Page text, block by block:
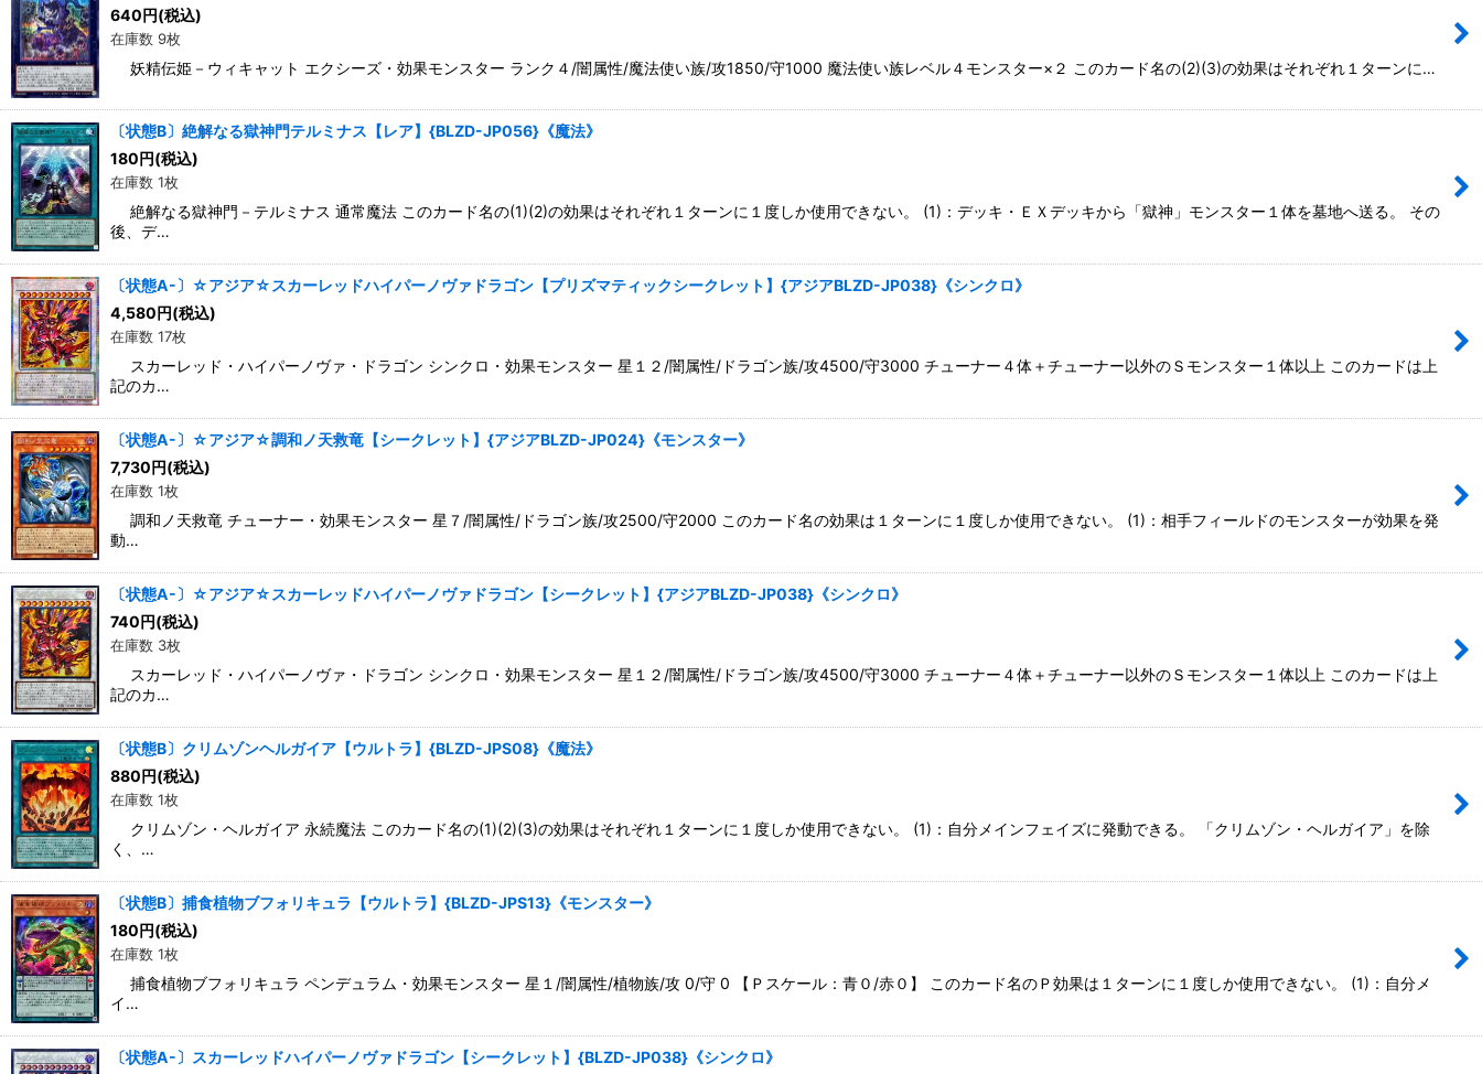
640円(税込)
在庫数 9枚
妖精伝姫－ウィキャット エクシーズ・効果モンスター ランク４/闇属性/魔法使い族/攻1850/守1000 魔法使い族レベル４モンスター×２ このカード名の(2)(3)の効果はそれぞれ１ターンに…
〔状態B〕絶解なる獄神門テルミナス【レア】{BLZD-JP056}《魔法》
180円(税込)
在庫数 1枚
絶解なる獄神門－テルミナス 通常魔法 このカード名の(1)(2)の効果はそれぞれ１ターンに１度しか使用できない。 (1)：デッキ・ＥＸデッキから「獄神」モンスター１体を墓地へ送る。 その
後、デ…
〔状態A-〕☆アジア☆スカーレッドハイパーノヴァドラゴン【プリズマティックシークレット】{アジアBLZD-JP038}《シンクロ》
4,580円(税込)
在庫数 17枚
スカーレッド・ハイパーノヴァ・ドラゴン シンクロ・効果モンスター 星１２/闇属性/ドラゴン族/攻4500/守3000 チューナー４体＋チューナー以外のＳモンスター１体以上 このカードは上
記のカ…
〔状態A-〕☆アジア☆調和ノ天救竜【シークレット】{アジアBLZD-JP024}《モンスター》
7,730円(税込)
在庫数 1枚
調和ノ天救竜 チューナー・効果モンスター 星７/闇属性/ドラゴン族/攻2500/守2000 このカード名の効果は１ターンに１度しか使用できない。 (1)：相手フィールドのモンスターが効果を発
動…
〔状態A-〕☆アジア☆スカーレッドハイパーノヴァドラゴン【シークレット】{アジアBLZD-JP038}《シンクロ》
740円(税込)
在庫数 3枚
スカーレッド・ハイパーノヴァ・ドラゴン シンクロ・効果モンスター 星１２/闇属性/ドラゴン族/攻4500/守3000 チューナー４体＋チューナー以外のＳモンスター１体以上 このカードは上
記のカ…
〔状態B〕クリムゾンヘルガイア【ウルトラ】{BLZD-JPS08}《魔法》
880円(税込)
在庫数 1枚
クリムゾン・ヘルガイア 永続魔法 このカード名の(1)(2)(3)の効果はそれぞれ１ターンに１度しか使用できない。 (1)：自分メインフェイズに発動できる。 「クリムゾン・ヘルガイア」を除
く、…
〔状態B〕捕食植物ブフォリキュラ【ウルトラ】{BLZD-JPS13}《モンスター》
180円(税込)
在庫数 1枚
捕食植物ブフォリキュラ ペンデュラム・効果モンスター 星１/闇属性/植物族/攻 0/守 0 【Ｐスケール：青０/赤０】 このカード名のＰ効果は１ターンに１度しか使用できない。 (1)：自分メ
イ…
〔状態A-〕スカーレッドハイパーノヴァドラゴン【シークレット】{BLZD-JP038}《シンクロ》